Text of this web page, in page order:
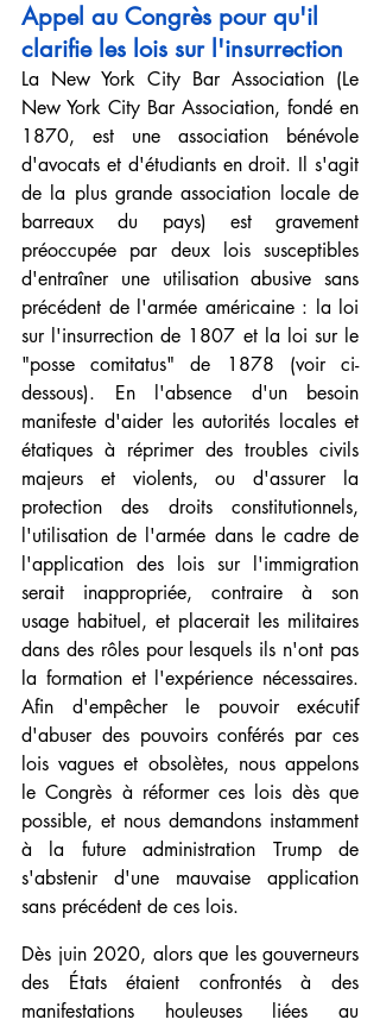
Appel au Congrès pour qu'il
clarifie les lois sur l'insurrection
La New York City Bar Association (Le
New York City Bar Association, fondé en
1870, est une association bénévole
d'avocats et d'étudiants en droit. Il s'agit
de la plus grande association locale de
barreaux du pays) est gravement
préoccupée par deux lois susceptibles
d'entraîner une utilisation abusive sans
précédent de l'armée américaine : la loi
sur l'insurrection de 1807 et la loi sur le
"posse comitatus" de 1878 (voir ci-
dessous). En l'absence d'un besoin
manifeste d'aider les autorités locales et
étatiques à réprimer des troubles civils
majeurs et violents, ou d'assurer la
protection des droits constitutionnels,
l'utilisation de l'armée dans le cadre de
l'application des lois sur l'immigration
serait inappropriée, contraire à son
usage habituel, et placerait les militaires
dans des rôles pour lesquels ils n'ont pas
la formation et l'expérience nécessaires.
Afin d'empêcher le pouvoir exécutif
d'abuser des pouvoirs conférés par ces
lois vagues et obsolètes, nous appelons
le Congrès à réformer ces lois dès que
possible, et nous demandons instamment
à la future administration Trump de
s'abstenir d'une mauvaise application
sans précédent de ces lois.
Dès juin 2020, alors que les gouverneurs
des États étaient confrontés à des
manifestations houleuses liées au